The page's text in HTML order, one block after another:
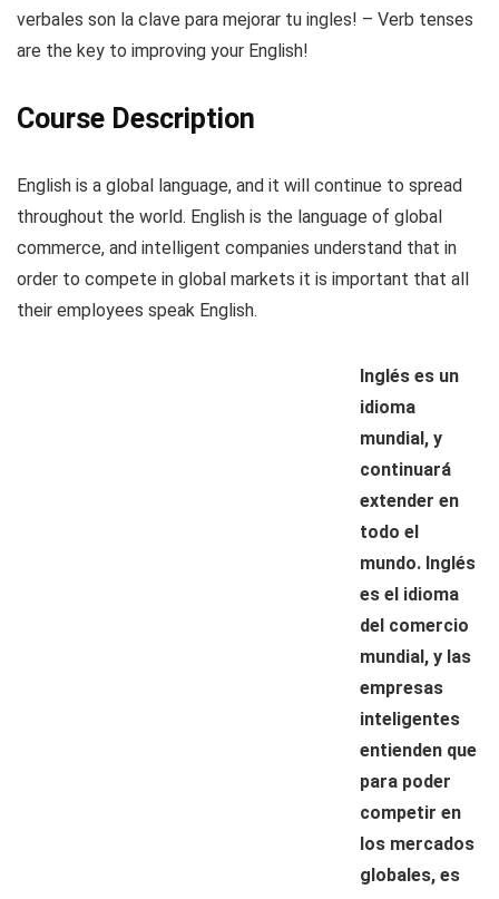
verbales son la clave para mejorar tu ingles! – Verb tenses
are the key to improving your English!
Course Description
English is a global language, and it will continue to spread
throughout the world. English is the language of global
commerce, and intelligent companies understand that in
order to compete in global markets it is important that all
their employees speak English.
Inglés es un
idioma
mundial, y
continuará
extender en
todo el
mundo. Inglés
es el idioma
del comercio
mundial, y las
empresas
inteligentes
entienden que
para poder
competir en
los mercados
globales, es